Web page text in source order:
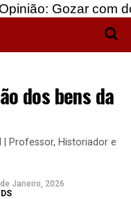
com doentes e
dos bens da
Professor, Historiador e
Janeiro, 2026